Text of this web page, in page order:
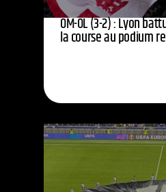
OM-OL (3-2) : Lyon
la course au podium